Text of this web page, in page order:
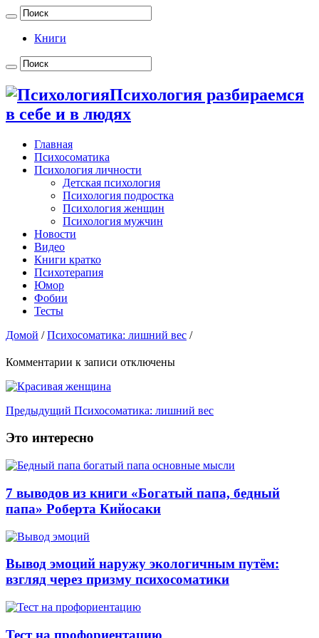
Книги
Психология разбираемся
в себе и в людях
Главная
Психосоматика
Психология личности
Детская психология
Психология подростка
Психология женщин
Психология мужчин
Новости
Видео
Книги кратко
Психотерапия
Юмор
Фобии
Тесты
Домой / Психосоматика: лишний вес /
Комментарии к записи отключены
Предыдущий Психосоматика: лишний вес
Это интересно
7 выводов из книги «Богатый папа, бедный
папа» Роберта Кийосаки
Вывод эмоций наружу экологичным путём:
взгляд через призму психосоматики
Тест на профориентацию